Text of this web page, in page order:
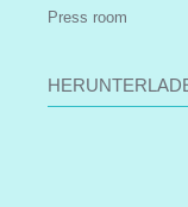
Press room